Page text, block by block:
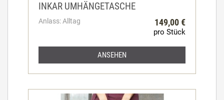
INKAR UMHÄNGETASCHE
Anlass: Alltag 149,00 €
pro Stück
ANSEHEN